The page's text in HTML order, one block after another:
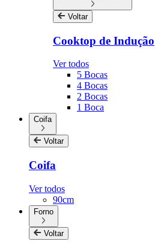
Voltar
Cooktop de Indução
Ver todos
5 Bocas
4 Bocas
2 Bocas
1 Boca
Coifa
Voltar
Coifa
Ver todos
90cm
Forno
Voltar